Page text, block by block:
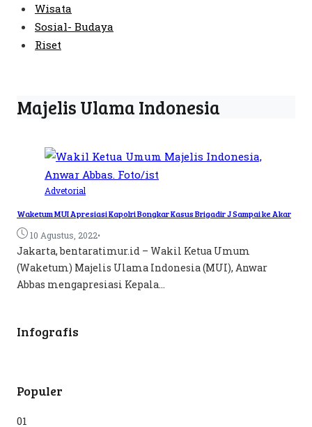
Wisata
Sosial- Budaya
Riset
Majelis Ulama Indonesia
Advetorial
Waketum MUI Apresiasi Kapolri Bongkar Kasus Brigadir J Sampai ke Akar
10 Agustus, 2022•
Jakarta, bentaratimur.id – Wakil Ketua Umum
(Waketum) Majelis Ulama Indonesia (MUI), Anwar
Abbas mengapresiasi Kepala...
Infografis
Populer
01